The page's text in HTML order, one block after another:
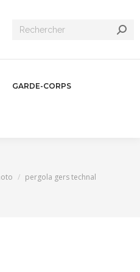
Recherche
GARDE-CORPS
pergola gers technal